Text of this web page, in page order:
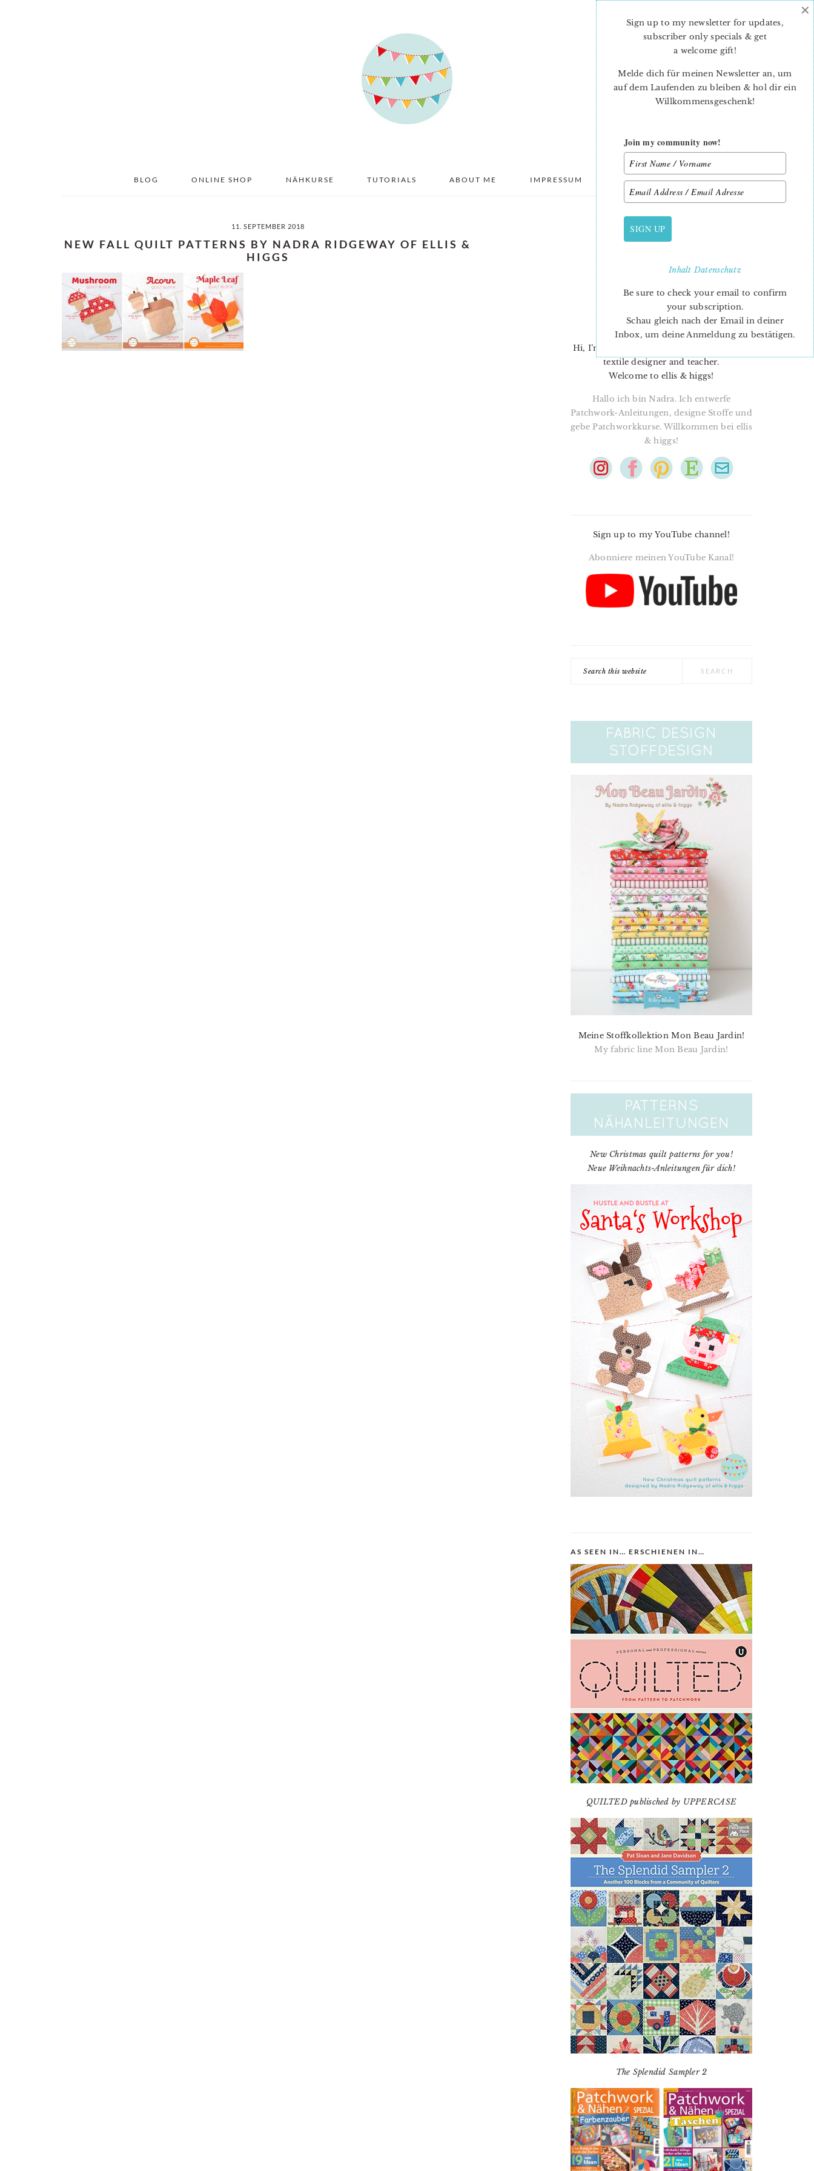
BLOG ONLINE SHOP NÄHKURSE TUTORIALS ABOUT ME IMPRESSUM DATENSCHUTZ
11. SEPTEMBER 2018
NEW FALL QUILT PATTERNS BY NADRA RIDGEWAY OF ELLIS &
HIGGS
PRIMARY
SIDEBAR
Hi, I’m Nadra. I’m a quilt pattern designer,
textile designer and teacher.
Welcome to ellis & higgs!
Hallo ich bin Nadra. Ich entwerfe
Patchwork-Anleitungen, designe Stoffe und
gebe Patchworkkurse. Willkommen bei ellis
& higgs!
Sign up to my YouTube channel!
Abonniere meinen YouTube Kanal!
Meine Stoffkollektion Mon Beau Jardin!
My fabric line Mon Beau Jardin!
New Christmas quilt patterns for you!
Neue Weihnachts-Anleitungen für dich!
AS SEEN IN… ERSCHIENEN IN…
QUILTED publisched by UPPERCASE
The Splendid Sampler 2
Sign up to my newsletter for updates,
subscriber only specials & get
a welcome gift!
Melde dich für meinen Newsletter an, um
auf dem Laufenden zu bleiben & hol dir ein
Willkommensgeschenk!
Join my community now!
SIGN UP
InhaltDatenschutz
Be sure to check your email to confirm
your subscription.
Schau gleich nach der Email in deiner
Inbox, um deine Anmeldung zu bestätigen.
×